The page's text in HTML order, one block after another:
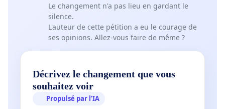
Le changement n'a pas lieu en gardant le
silence.
L'auteur de cette pétition a eu le courage de
ses opinions. Allez-vous faire de même ?
Décrivez le changement que vous
souhaitez voir
Propulsé par l’IA